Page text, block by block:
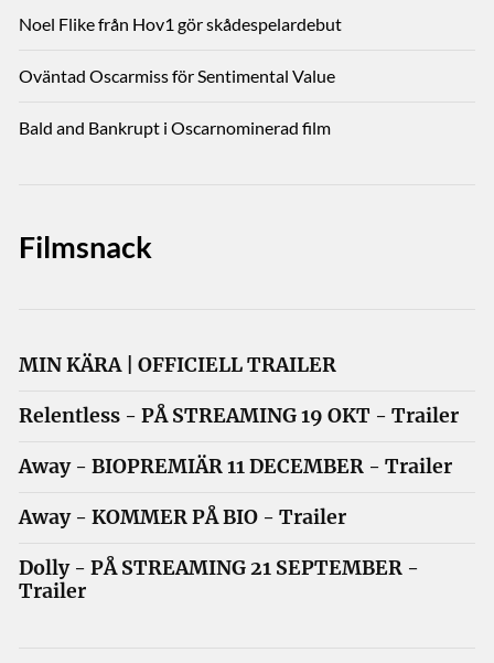
Noel Flike från Hov1 gör skådespelardebut
Oväntad Oscarmiss för Sentimental Value
Bald and Bankrupt i Oscarnominerad film
Filmsnack
MIN KÄRA | OFFICIELL TRAILER
Relentless - PÅ STREAMING 19 OKT - Trailer
Away - BIOPREMIÄR 11 DECEMBER - Trailer
Away - KOMMER PÅ BIO - Trailer
Dolly - PÅ STREAMING 21 SEPTEMBER -
Trailer